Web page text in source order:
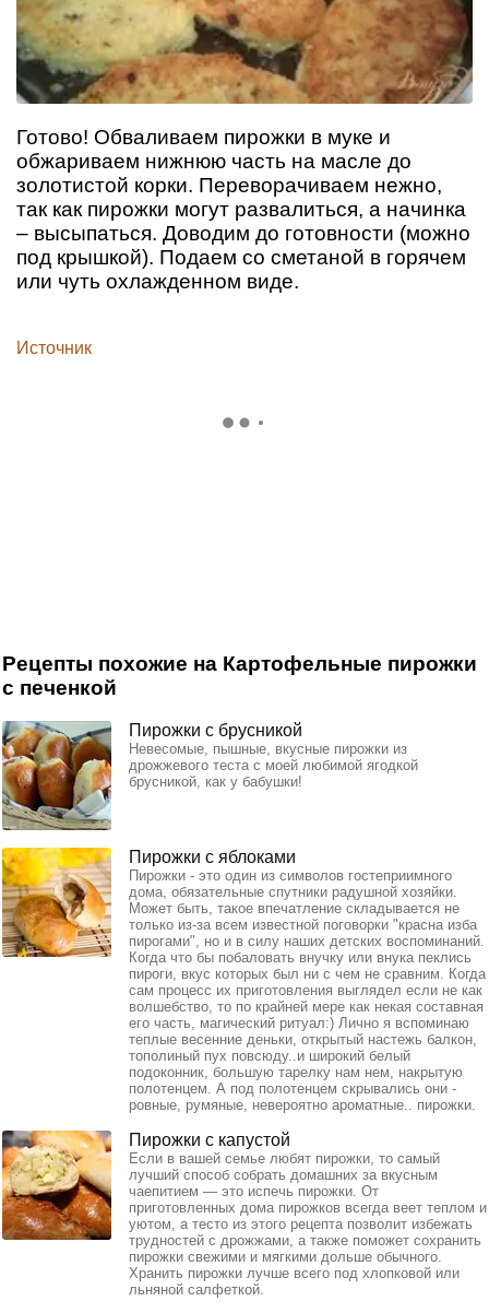
Готово! Обваливаем пирожки в муке и
обжариваем нижнюю часть на масле до
золотистой корки. Переворачиваем нежно,
так как пирожки могут развалиться, а начинка
– высыпаться. Доводим до готовности (можно
под крышкой). Подаем со сметаной в горячем
или чуть охлажденном виде.
Источник
Рецепты похожие на Картофельные пирожки
с печенкой
Пирожки с брусникой
Невесомые, пышные, вкусные пирожки из
дрожжевого теста с моей любимой ягодкой
брусникой, как у бабушки!
Пирожки с яблоками
Пирожки - это один из символов гостеприимного
дома, обязательные спутники радушной хозяйки.
Может быть, такое впечатление складывается не
только из-за всем известной поговорки "красна изба
пирогами", но и в силу наших детских воспоминаний.
Когда что бы побаловать внучку или внука пеклись
пироги, вкус которых был ни с чем не сравним. Когда
сам процесс их приготовления выглядел если не как
волшебство, то по крайней мере как некая составная
его часть, магический ритуал:) Лично я вспоминаю
теплые весенние деньки, открытый настежь балкон,
тополиный пух повсюду..и широкий белый
подоконник, большую тарелку нам нем, накрытую
полотенцем. А под полотенцем скрывались они -
ровные, румяные, невероятно ароматные.. пирожки.
Пирожки с капустой
Если в вашей семье любят пирожки, то самый
лучший способ собрать домашних за вкусным
чаепитием — это испечь пирожки. От
приготовленных дома пирожков всегда веет теплом и
уютом, а тесто из этого рецепта позволит избежать
трудностей с дрожжами, а также поможет сохранить
пирожки свежими и мягкими дольше обычного.
Хранить пирожки лучше всего под хлопковой или
льняной салфеткой.